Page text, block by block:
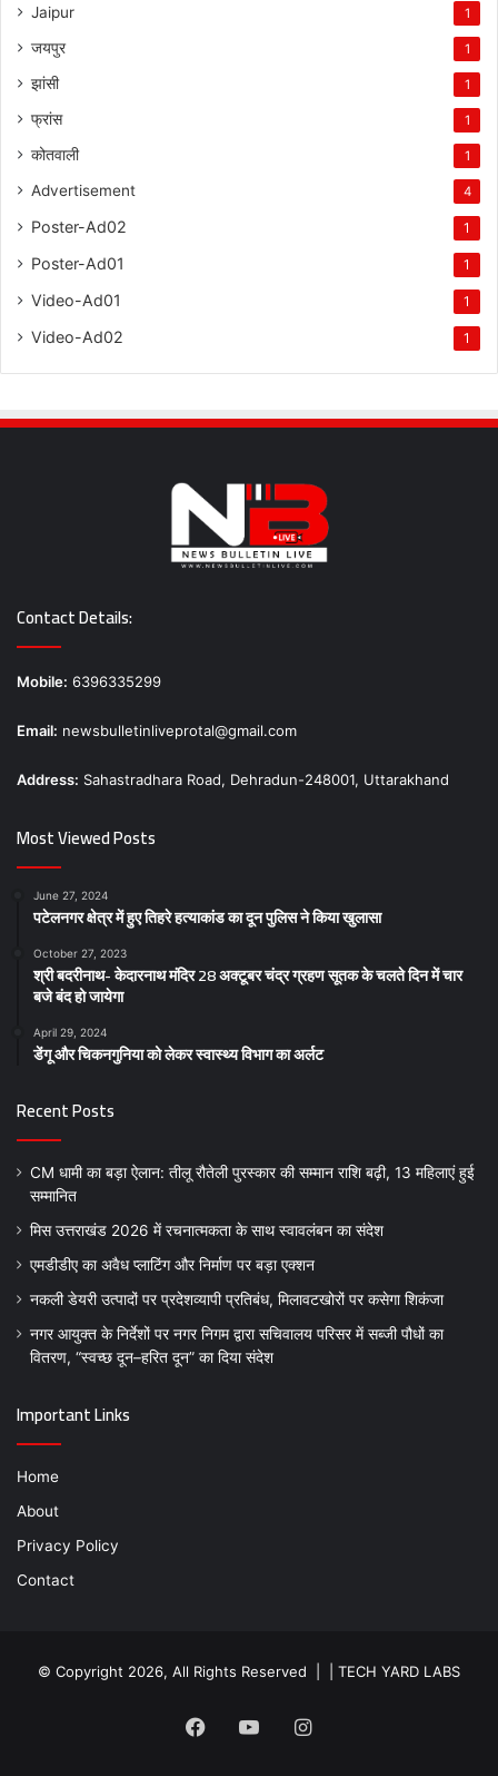
Jaipur 1
जयपुर 1
झांसी 1
फ्रांस 1
कोतवाली 1
Advertisement 4
Poster-Ad02 1
Poster-Ad01 1
Video-Ad01 1
Video-Ad02 1
Contact Details:
Mobile: 6396335299
Email: newsbulletinliveprotal@gmail.com
Address: Sahastradhara Road, Dehradun-248001, Uttarakhand
Most Viewed Posts
June 27, 2024
पटेलनगर क्षेत्र में हुए तिहरे हत्याकांड का दून पुलिस ने किया खुलासा
October 27, 2023
श्री बदरीनाथ- केदारनाथ मंदिर 28 अक्टूबर चंद्र ग्रहण सूतक के चलते दिन में चार
बजे बंद हो जायेगा
April 29, 2024
डेंगू और चिकनगुनिया को लेकर स्वास्थ्य विभाग का अर्लट
Recent Posts
CM धामी का बड़ा ऐलान: तीलू रौतेली पुरस्कार की सम्मान राशि बढ़ी, 13 महिलाएं हुई
सम्मानित
मिस उत्तराखंड 2026 में रचनात्मकता के साथ स्वावलंबन का संदेश
एमडीडीए का अवैध प्लाटिंग और निर्माण पर बड़ा एक्शन
नकली डेयरी उत्पादों पर प्रदेशव्यापी प्रतिबंध, मिलावटखोरों पर कसेगा शिकंजा
नगर आयुक्त के निर्देशों पर नगर निगम द्वारा सचिवालय परिसर में सब्जी पौधों का
वितरण, “स्वच्छ दून–हरित दून” का दिया संदेश
Important Links
Home
About
Privacy Policy
Contact
© Copyright 2026, All Rights Reserved | | TECH YARD LABS
Facebook
YouTubeInstagram